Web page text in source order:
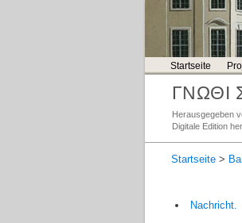
Startseite
ΓΝΩΘΙ
Herausgegeben
Digitale Edition
Startseite >
Nachricht.